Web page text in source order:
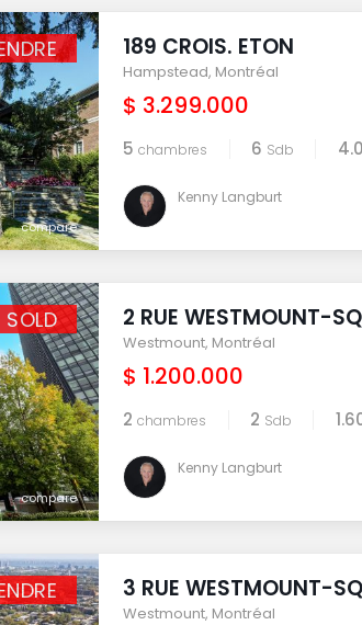
compare
189 CROIS. ETON
Hampstead, Montréal
$ 3.299.000
5 chambres 6 Sdb
Kenny Langburt
compare
2 RUE WESTMOUNT-
Westmount, Montréal
$ 1.200.000
2 chambres 2 Sdb
Kenny Langburt
3 RUE WESTMOUNT-
Westmount, Montréal